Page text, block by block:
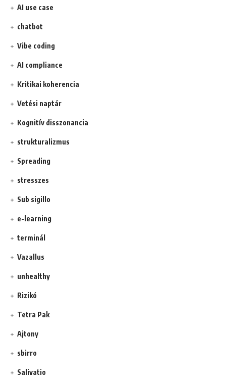
AI use case
chatbot
Vibe coding
AI compliance
Kritikai koherencia
Vetési naptár
Kognitív disszonancia
strukturalizmus
Spreading
stresszes
Sub sigillo
e-learning
terminál
Vazallus
unhealthy
Rizikó
Tetra Pak
Ajtony
sbirro
Salivatio